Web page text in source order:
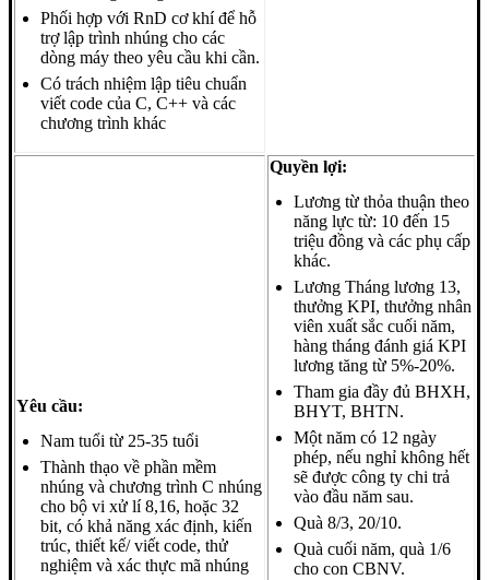
Phối hợp với RnD cơ khí để hỗ
trợ lập trình nhúng cho các
dòng máy theo yêu cầu khi cần.
Có trách nhiệm lập tiêu chuẩn
viết code của C, C++ và các
chương trình khác
Yêu cầu:
Nam tuổi từ 25-35 tuổi
Thành thạo về phần mềm
nhúng và chương trình C nhúng
cho bộ vi xử lí 8,16, hoặc 32
bit, có khả năng xác định, kiến
trúc, thiết kế/ viết code, thử
nghiệm và xác thực mã nhúng
Quyền lợi:
Lương từ thỏa thuận theo
năng lực từ: 10 đến 15
triệu đồng và các phụ cấp
khác.
Lương Tháng lương 13,
thưởng KPI, thưởng nhân
viên xuất sắc cuối năm,
hàng tháng đánh giá KPI
lương tăng từ 5%-20%.
Tham gia đầy đủ BHXH,
BHYT, BHTN.
Một năm có 12 ngày
phép, nếu nghỉ không hết
sẽ được công ty chi trả
vào đầu năm sau.
Quà 8/3, 20/10.
Quà cuối năm, quà 1/6
cho con CBNV.